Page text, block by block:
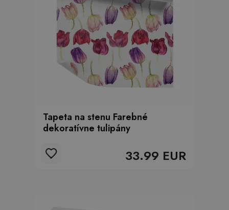
Tapeta na stenu Farebné
dekoratívne tulipány
33.99 EUR